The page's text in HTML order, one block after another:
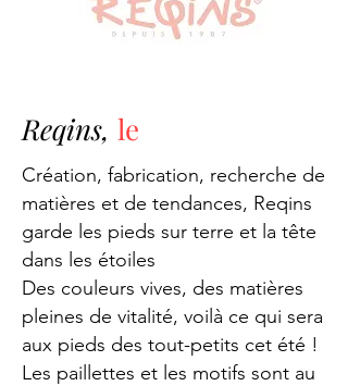
Reqins, le
Création, fabrication, recherche de
matières et de tendances, Reqins
garde les pieds sur terre et la tête
dans les étoiles
Des couleurs vives, des matières
pleines de vitalité, voilà ce qui sera
aux pieds des tout-petits cet été !
Les paillettes et les motifs sont au